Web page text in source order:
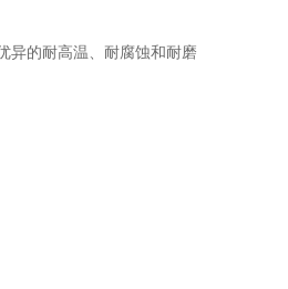
异的耐高温、耐腐蚀和耐磨